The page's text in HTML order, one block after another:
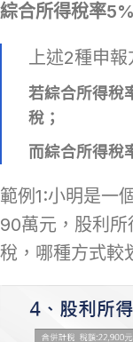
綜合所得稅率
上述2種申報
若綜合所得稅
稅；
而綜合所得稅
範例1:小明是一
90萬元，股利所
稅，哪種方式較